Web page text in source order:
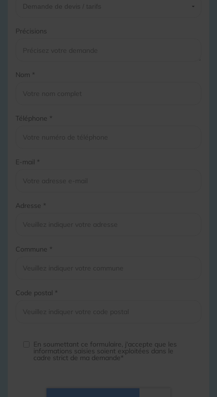
Précisions
Nom *
Téléphone *
E-mail *
Adresse *
Commune *
Code postal *
En soumettant ce formulaire, j'accepte que les
informations saisies soient exploitées dans le
cadre strict de ma demande*